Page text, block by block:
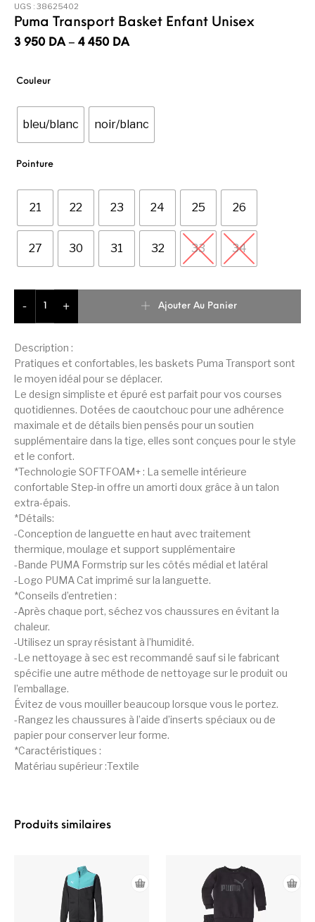
Puma Transport Basket Enfant Unisex
3 950 DA–4 450 DA
Plage de prix : 3 950DA à 4 450DA
Description :
Pratiques et confortables, les baskets Puma Transport sont
le moyen idéal pour se déplacer.
Le design simpliste et épuré est parfait pour vos courses
quotidiennes. Dotées de caoutchouc pour une adhérence
maximale et de détails bien pensés pour un soutien
supplémentaire dans la tige, elles sont conçues pour le style
et le confort.
*Technologie SOFTFOAM+ : La semelle intérieure
confortable Step-in offre un amorti doux grâce à un talon
extra-épais.
*Détails:
-Conception de languette en haut avec traitement
thermique, moulage et support supplémentaire
-Bande PUMA Formstrip sur les côtés médial et latéral
-Logo PUMA Cat imprimé sur la languette.
*Conseils d’entretien :
-Après chaque port, séchez vos chaussures en évitant la
chaleur.
-Utilisez un spray résistant à l’humidité.
-Le nettoyage à sec est recommandé sauf si le fabricant
spécifie une autre méthode de nettoyage sur le produit ou
l’emballage.
Évitez de vous mouiller beaucoup lorsque vous le portez.
-Rangez les chaussures à l’aide d’inserts spéciaux ou de
papier pour conserver leur forme.
*Caractéristiques :
Matériau supérieur :Textile
Couleur
bleu/blanc noir/blanc
Pointure
21 22 23 24 25 26
27 30 31 32 33 34
-
+
Ajouter Au Panier
UGS :38625402
Produits similaires